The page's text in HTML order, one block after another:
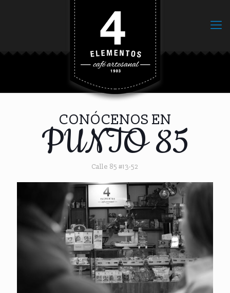
Punto 85
CONÓCENOS EN
PUNTO 85
Calle 85 #13-52